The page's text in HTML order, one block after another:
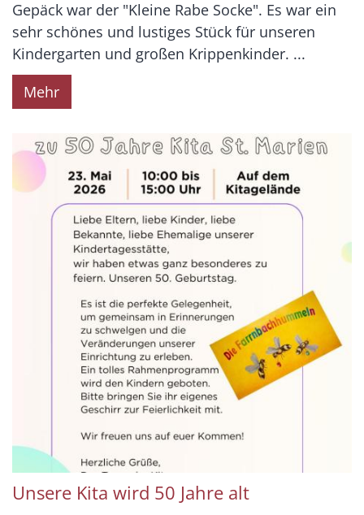
Gepäck war der "Kleine Rabe Socke". Es war ein
sehr schönes und lustiges Stück für unseren
Kindergarten und großen Krippenkinder. ...
Mehr
Unsere Kita wird 50 Jahre alt